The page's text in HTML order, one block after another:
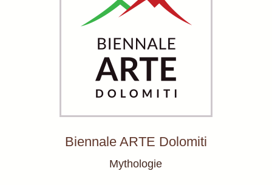
Biennale ARTE Dolomiti
Mythologie